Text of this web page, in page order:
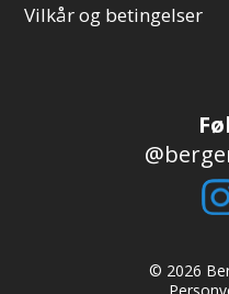
Vilkår og betingelser
© 2026